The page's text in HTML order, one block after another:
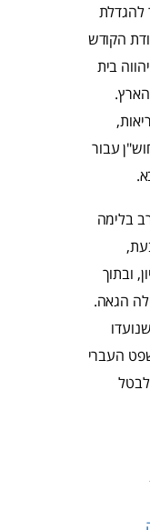
להגדלת
הקודש
בית
עבור
בלימה
ובתוך
הגאה.
העברי
לבטל